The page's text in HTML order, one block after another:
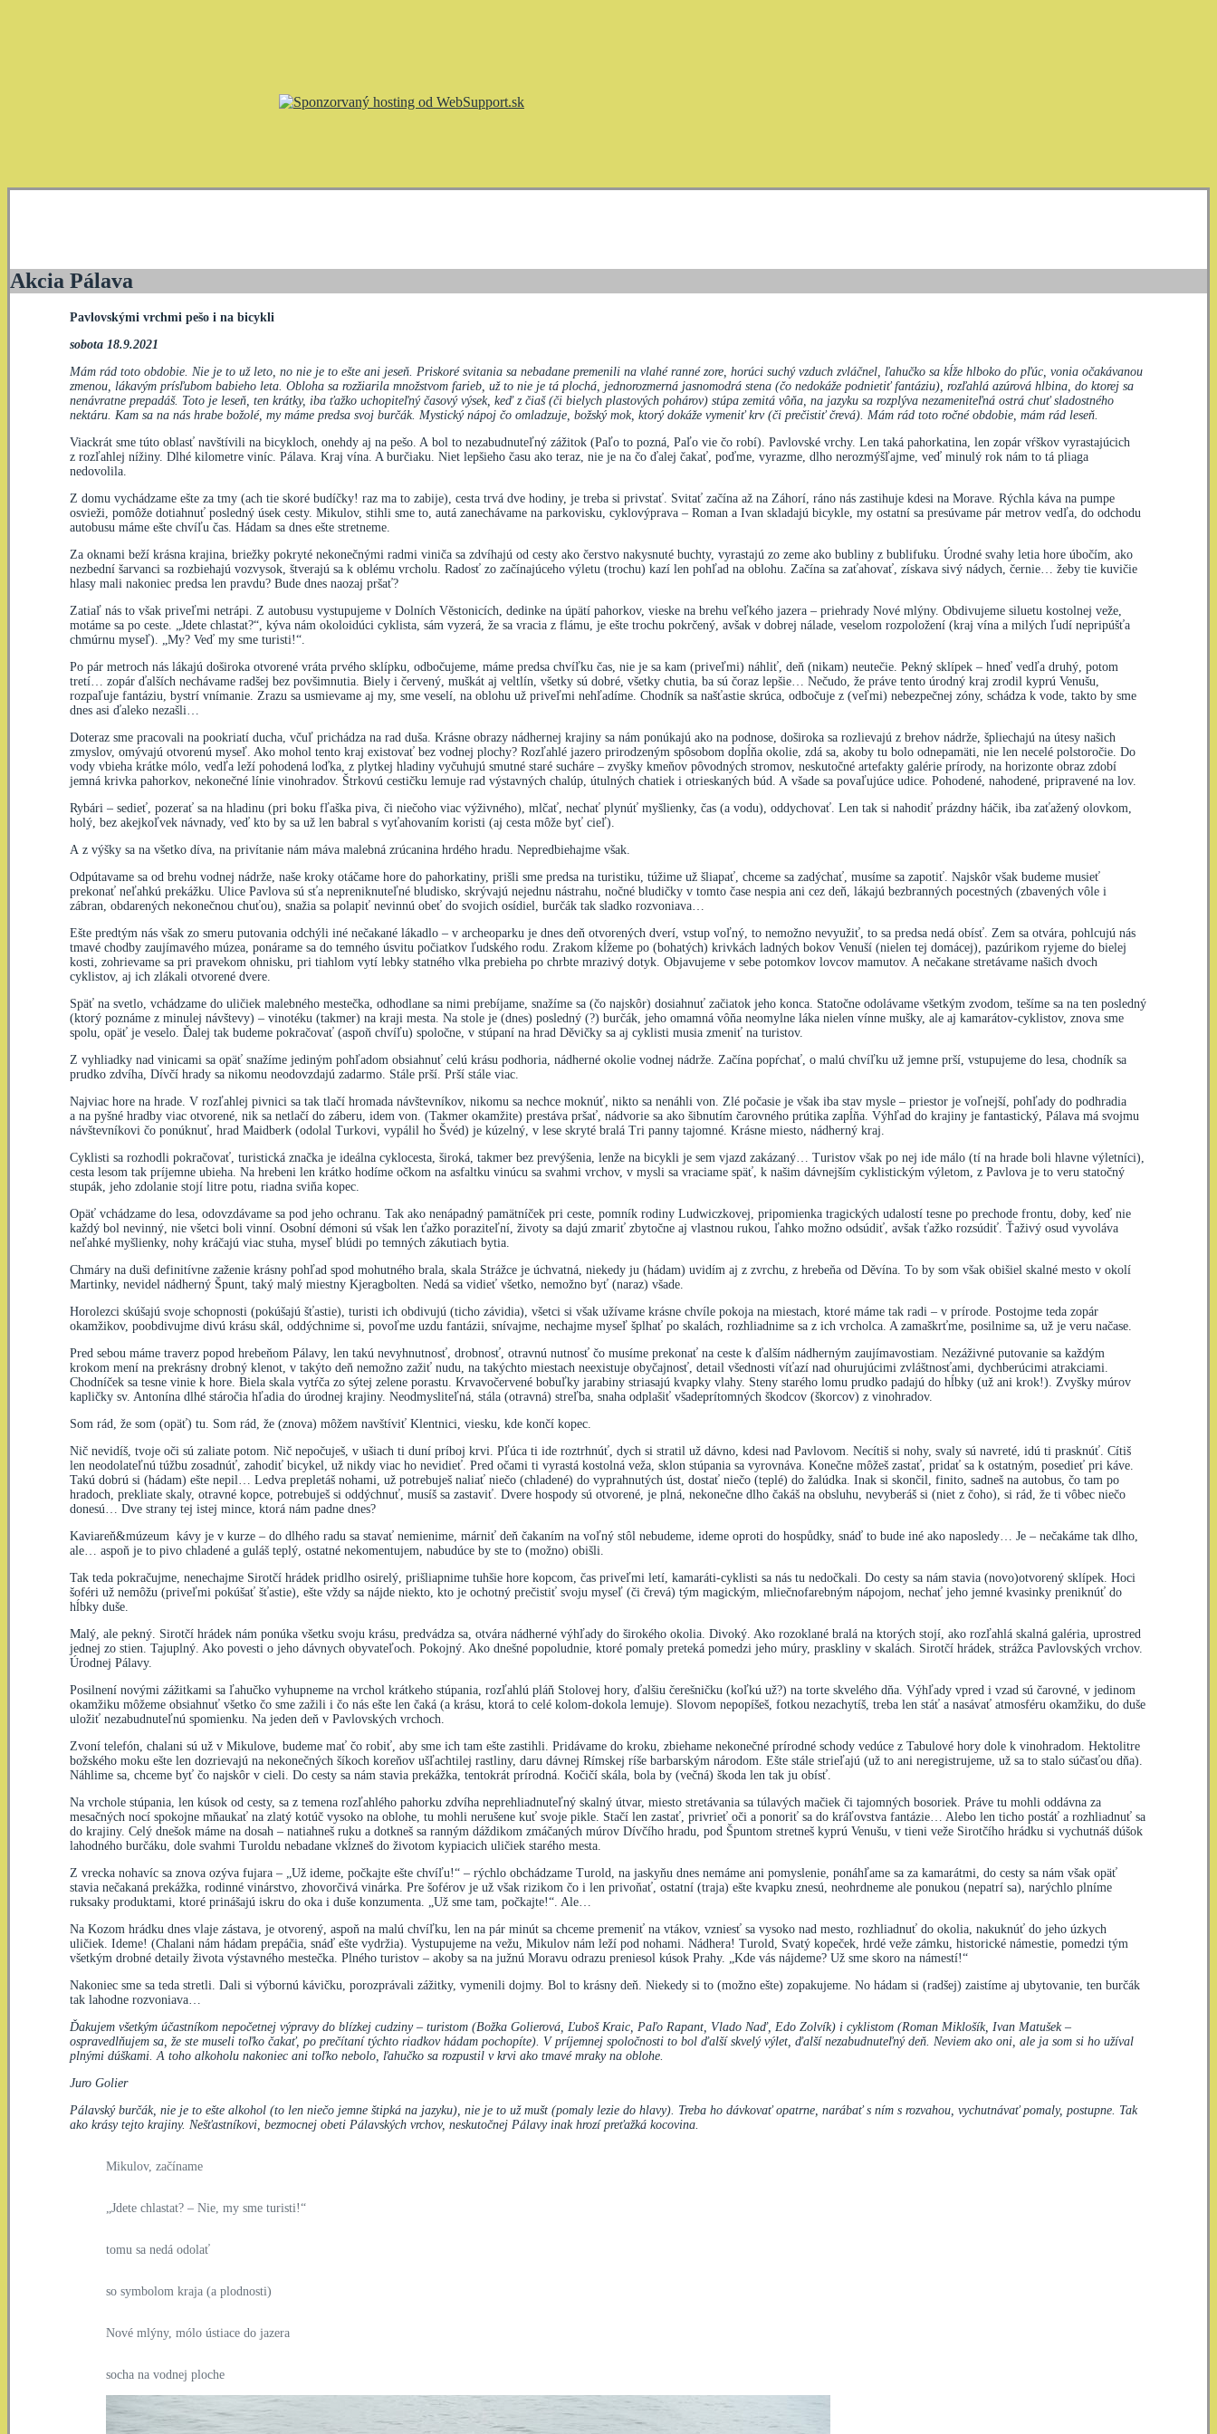
Akcia Pálava
Pavlovskými vrchmi pešo i na bicykli
sobota 18.9.2021
Mám rád toto obdobie. Nie je to už leto, no nie je to ešte ani jeseň. Priskoré svitania sa nebadane premenili na vlahé ranné zore, horúci suchý vzduch zvláčnel, ľahučko sa kĺže hlboko do pľúc, vonia očakávanou
zmenou, lákavým prísľubom babieho leta. Obloha sa rozžiarila množstvom farieb, už to nie je tá plochá, jednorozmerná jasnomodrá stena (čo nedokáže podnietiť fantáziu), rozľahlá azúrová hlbina, do ktorej sa
nenávratne prepadáš. Toto je leseň, ten krátky, iba ťažko uchopiteľný časový výsek, keď z čiaš (či bielych plastových pohárov) stúpa zemitá vôňa, na jazyku sa rozplýva nezameniteľná ostrá chuť sladostného
nektáru. Kam sa na nás hrabe božolé, my máme predsa svoj burčák. Mystický nápoj čo omladzuje, božský mok, ktorý dokáže vymeniť krv (či prečistiť črevá). Mám rád toto ročné obdobie, mám rád leseň.
Viackrát sme túto oblasť navštívili na bicykloch, onehdy aj na pešo. A bol to nezabudnuteľný zážitok (Paľo to pozná, Paľo vie čo robí). Pavlovské vrchy. Len taká pahorkatina, len zopár vŕškov vyrastajúcich
z rozľahlej nížiny. Dlhé kilometre viníc. Pálava. Kraj vína. A burčiaku. Niet lepšieho času ako teraz, nie je na čo ďalej čakať, poďme, vyrazme, dlho nerozmýšľajme, veď minulý rok nám to tá pliaga
nedovolila.
Z domu vychádzame ešte za tmy (ach tie skoré budíčky! raz ma to zabije), cesta trvá dve hodiny, je treba si privstať. Svitať začína až na Záhorí, ráno nás zastihuje kdesi na Morave. Rýchla káva na pumpe
osvieži, pomôže dotiahnuť posledný úsek cesty. Mikulov, stihli sme to, autá zanechávame na parkovisku, cyklovýprava – Roman a Ivan skladajú bicykle, my ostatní sa presúvame pár metrov vedľa, do odchodu
autobusu máme ešte chvíľu čas. Hádam sa dnes ešte stretneme.
Za oknami beží krásna krajina, briežky pokryté nekonečnými radmi viniča sa zdvíhajú od cesty ako čerstvo nakysnuté buchty, vyrastajú zo zeme ako bubliny z bublifuku. Úrodné svahy letia hore úbočím, ako
nezbední šarvanci sa rozbiehajú vozvysok, štverajú sa k oblému vrcholu. Radosť zo začínajúceho výletu (trochu) kazí len pohľad na oblohu. Začína sa zaťahovať, získava sivý nádych, černie… žeby tie kuvičie
hlasy mali nakoniec predsa len pravdu? Bude dnes naozaj pršať?
Zatiaľ nás to však priveľmi netrápi. Z autobusu vystupujeme v Dolních Věstonicích, dedinke na úpätí pahorkov, vieske na brehu veľkého jazera – priehrady Nové mlýny. Obdivujeme siluetu kostolnej veže,
motáme sa po ceste. „Jdete chlastat?“, kýva nám okoloidúci cyklista, sám vyzerá, že sa vracia z flámu, je ešte trochu pokrčený, avšak v dobrej nálade, veselom rozpoložení (kraj vína a milých ľudí nepripúšťa
chmúrnu myseľ). „My? Veď my sme turisti!“.
Po pár metroch nás lákajú doširoka otvorené vráta prvého sklípku, odbočujeme, máme predsa chvíľku čas, nie je sa kam (priveľmi) náhliť, deň (nikam) neutečie. Pekný sklípek – hneď vedľa druhý, potom
tretí… zopár ďalších nechávame radšej bez povšimnutia. Biely i červený, muškát aj veltlín, všetky sú dobré, všetky chutia, ba sú čoraz lepšie… Nečudo, že práve tento úrodný kraj zrodil kyprú Venušu,
rozpaľuje fantáziu, bystrí vnímanie. Zrazu sa usmievame aj my, sme veselí, na oblohu už priveľmi nehľadíme. Chodník sa našťastie skrúca, odbočuje z (veľmi) nebezpečnej zóny, schádza k vode, takto by sme
dnes asi ďaleko nezašli…
Doteraz sme pracovali na pookriatí ducha, včuľ prichádza na rad duša. Krásne obrazy nádhernej krajiny sa nám ponúkajú ako na podnose, doširoka sa rozlievajú z brehov nádrže, špliechajú na útesy našich
zmyslov, omývajú otvorenú myseľ. Ako mohol tento kraj existovať bez vodnej plochy? Rozľahlé jazero prirodzeným spôsobom dopĺňa okolie, zdá sa, akoby tu bolo odnepamäti, nie len necelé polstoročie. Do
vody vbieha krátke mólo, vedľa leží pohodená loďka, z plytkej hladiny vyčuhujú smutné staré sucháre – zvyšky kmeňov pôvodných stromov, neskutočné artefakty galérie prírody, na horizonte obraz zdobí
jemná krivka pahorkov, nekonečné línie vinohradov. Štrkovú cestičku lemuje rad výstavných chalúp, útulných chatiek i otrieskaných búd. A všade sa povaľujúce udice. Pohodené, nahodené, pripravené na lov.
Rybári – sedieť, pozerať sa na hladinu (pri boku fľaška piva, či niečoho viac výživného), mlčať, nechať plynúť myšlienky, čas (a vodu), oddychovať. Len tak si nahodiť prázdny háčik, iba zaťažený olovkom,
holý, bez akejkoľvek návnady, veď kto by sa už len babral s vyťahovaním koristi (aj cesta môže byť cieľ).
A z výšky sa na všetko díva, na privítanie nám máva malebná zrúcanina hrdého hradu. Nepredbiehajme však.
Odpútavame sa od brehu vodnej nádrže, naše kroky otáčame hore do pahorkatiny, prišli sme predsa na turistiku, túžime už šliapať, chceme sa zadýchať, musíme sa zapotiť. Najskôr však budeme musieť
prekonať neľahkú prekážku. Ulice Pavlova sú sťa nepreniknuteľné bludisko, skrývajú nejednu nástrahu, nočné bludičky v tomto čase nespia ani cez deň, lákajú bezbranných pocestných (zbavených vôle i
zábran, obdarených nekonečnou chuťou), snažia sa polapiť nevinnú obeť do svojich osídiel, burčák tak sladko rozvoniava…
Ešte predtým nás však zo smeru putovania odchýli iné nečakané lákadlo – v archeoparku je dnes deň otvorených dverí, vstup voľný, to nemožno nevyužiť, to sa predsa nedá obísť. Zem sa otvára, pohlcujú nás
tmavé chodby zaujímavého múzea, ponárame sa do temného úsvitu počiatkov ľudského rodu. Zrakom kĺžeme po (bohatých) krivkách ladných bokov Venuší (nielen tej domácej), pazúrikom ryjeme do bielej
kosti, zohrievame sa pri pravekom ohnisku, pri tiahlom vytí lebky statného vlka prebieha po chrbte mrazivý dotyk. Objavujeme v sebe potomkov lovcov mamutov. A nečakane stretávame našich dvoch
cyklistov, aj ich zlákali otvorené dvere.
Späť na svetlo, vchádzame do uličiek malebného mestečka, odhodlane sa nimi prebíjame, snažíme sa (čo najskôr) dosiahnuť začiatok jeho konca. Statočne odolávame všetkým zvodom, tešíme sa na ten posledný
(ktorý poznáme z minulej návštevy) – vinotéku (takmer) na kraji mesta. Na stole je (dnes) posledný (?) burčák, jeho omamná vôňa neomylne láka nielen vínne mušky, ale aj kamarátov-cyklistov, znova sme
spolu, opäť je veselo. Ďalej tak budeme pokračovať (aspoň chvíľu) spoločne, v stúpaní na hrad Děvičky sa aj cyklisti musia zmeniť na turistov.
Z vyhliadky nad vinicami sa opäť snažíme jediným pohľadom obsiahnuť celú krásu podhoria, nádherné okolie vodnej nádrže. Začína popŕchať, o malú chvíľku už jemne prší, vstupujeme do lesa, chodník sa
prudko zdvíha, Dívčí hrady sa nikomu neodovzdajú zadarmo. Stále prší. Prší stále viac.
Najviac hore na hrade. V rozľahlej pivnici sa tak tlačí hromada návštevníkov, nikomu sa nechce moknúť, nikto sa nenáhli von. Zlé počasie je však iba stav mysle – priestor je voľnejší, pohľady do podhradia
a na pyšné hradby viac otvorené, nik sa netlačí do záberu, idem von. (Takmer okamžite) prestáva pršať, nádvorie sa ako šibnutím čarovného prútika zapĺňa. Výhľad do krajiny je fantastický, Pálava má svojmu
návštevníkovi čo ponúknuť, hrad Maidberk (odolal Turkovi, vypálil ho Švéd) je kúzelný, v lese skryté bralá Tri panny tajomné. Krásne miesto, nádherný kraj.
Cyklisti sa rozhodli pokračovať, turistická značka je ideálna cyklocesta, široká, takmer bez prevýšenia, lenže na bicykli je sem vjazd zakázaný… Turistov však po nej ide málo (tí na hrade boli hlavne výletníci),
cesta lesom tak príjemne ubieha. Na hrebeni len krátko hodíme očkom na asfaltku vinúcu sa svahmi vrchov, v mysli sa vraciame späť, k našim dávnejším cyklistickým výletom, z Pavlova je to veru statočný
stupák, jeho zdolanie stojí litre potu, riadna sviňa kopec.
Opäť vchádzame do lesa, odovzdávame sa pod jeho ochranu. Tak ako nenápadný pamätníček pri ceste, pomník rodiny Ludwiczkovej, pripomienka tragických udalostí tesne po prechode frontu, doby, keď nie
každý bol nevinný, nie všetci boli vinní. Osobní démoni sú však len ťažko poraziteľní, životy sa dajú zmariť zbytočne aj vlastnou rukou, ľahko možno odsúdiť, avšak ťažko rozsúdiť. Ťaživý osud vyvoláva
neľahké myšlienky, nohy kráčajú viac stuha, myseľ blúdi po temných zákutiach bytia.
Chmáry na duši definitívne zaženie krásny pohľad spod mohutného brala, skala Strážce je úchvatná, niekedy ju (hádam) uvidím aj z zvrchu, z hrebeňa od Děvína. To by som však obišiel skalné mesto v okolí
Martinky, nevidel nádherný Špunt, taký malý miestny Kjeragbolten. Nedá sa vidieť všetko, nemožno byť (naraz) všade.
Horolezci skúšajú svoje schopnosti (pokúšajú šťastie), turisti ich obdivujú (ticho závidia), všetci si však užívame krásne chvíle pokoja na miestach, ktoré máme tak radi – v prírode. Postojme teda zopár
okamžikov, poobdivujme divú krásu skál, oddýchnime si, povoľme uzdu fantázii, snívajme, nechajme myseľ šplhať po skalách, rozhliadnime sa z ich vrcholca. A zamaškrťme, posilnime sa, už je veru načase.
Pred sebou máme traverz popod hrebeňom Pálavy, len takú nevyhnutnosť, drobnosť, otravnú nutnosť čo musíme prekonať na ceste k ďalším nádherným zaujímavostiam. Nezáživné putovanie sa každým
krokom mení na prekrásny drobný klenot, v takýto deň nemožno zažiť nudu, na takýchto miestach neexistuje obyčajnosť, detail všednosti víťazí nad ohurujúcimi zvláštnosťami, dychberúcimi atrakciami.
Chodníček sa tesne vinie k hore. Biela skala vytŕča zo sýtej zelene porastu. Krvavočervené bobuľky jarabiny striasajú kvapky vlahy. Steny starého lomu prudko padajú do hĺbky (už ani krok!). Zvyšky múrov
kapličky sv. Antonína dlhé stáročia hľadia do úrodnej krajiny. Neodmysliteľná, stála (otravná) streľba, snaha odplašiť všadeprítomných škodcov (škorcov) z vinohradov.
Som rád, že som (opäť) tu. Som rád, že (znova) môžem navštíviť Klentnici, viesku, kde končí kopec.
Nič nevidíš, tvoje oči sú zaliate potom. Nič nepočuješ, v ušiach ti duní príboj krvi. Pľúca ti ide roztrhnúť, dych si stratil už dávno, kdesi nad Pavlovom. Necítiš si nohy, svaly sú navreté, idú ti prasknúť. Cítiš
len neodolateľnú túžbu zosadnúť, zahodiť bicykel, už nikdy viac ho nevidieť. Pred očami ti vyrastá kostolná veža, sklon stúpania sa vyrovnáva. Konečne môžeš zastať, pridať sa k ostatným, posedieť pri káve.
Takú dobrú si (hádam) ešte nepil… Ledva prepletáš nohami, už potrebuješ naliať niečo (chladené) do vyprahnutých úst, dostať niečo (teplé) do žalúdka. Inak si skončil, finito, sadneš na autobus, čo tam po
hradoch, prekliate skaly, otravné kopce, potrebuješ si oddýchnuť, musíš sa zastaviť. Dvere hospody sú otvorené, je plná, nekonečne dlho čakáš na obsluhu, nevyberáš si (niet z čoho), si rád, že ti vôbec niečo
donesú… Dve strany tej istej mince, ktorá nám padne dnes?
Kaviareň&múzeum kávy je v kurze – do dlhého radu sa stavať nemienime, márniť deň čakaním na voľný stôl nebudeme, ideme oproti do hospůdky, snáď to bude iné ako naposledy… Je – nečakáme tak dlho,
ale… aspoň je to pivo chladené a guláš teplý, ostatné nekomentujem, nabudúce by ste to (možno) obišli.
Tak teda pokračujme, nenechajme Sirotčí hrádek pridlho osirelý, prišliapnime tuhšie hore kopcom, čas priveľmi letí, kamaráti-cyklisti sa nás tu nedočkali. Do cesty sa nám stavia (novo)otvorený sklípek. Hoci
šoféri už nemôžu (priveľmi pokúšať šťastie), ešte vždy sa nájde niekto, kto je ochotný prečistiť svoju myseľ (či črevá) tým magickým, mliečnofarebným nápojom, nechať jeho jemné kvasinky preniknúť do
hĺbky duše.
Malý, ale pekný. Sirotčí hrádek nám ponúka všetku svoju krásu, predvádza sa, otvára nádherné výhľady do širokého okolia. Divoký. Ako rozoklané bralá na ktorých stojí, ako rozľahlá skalná galéria, uprostred
jednej zo stien. Tajuplný. Ako povesti o jeho dávnych obyvateľoch. Pokojný. Ako dnešné popoludnie, ktoré pomaly preteká pomedzi jeho múry, praskliny v skalách. Sirotčí hrádek, strážca Pavlovských vrchov.
Úrodnej Pálavy.
Posilnení novými zážitkami sa ľahučko vyhupneme na vrchol krátkeho stúpania, rozľahlú pláň Stolovej hory, ďalšiu čerešničku (koľkú už?) na torte skvelého dňa. Výhľady vpred i vzad sú čarovné, v jedinom
okamžiku môžeme obsiahnuť všetko čo sme zažili i čo nás ešte len čaká (a krásu, ktorá to celé kolom-dokola lemuje). Slovom nepopíšeš, fotkou nezachytíš, treba len stáť a nasávať atmosféru okamžiku, do duše
uložiť nezabudnuteľnú spomienku. Na jeden deň v Pavlovských vrchoch.
Zvoní telefón, chalani sú už v Mikulove, budeme mať čo robiť, aby sme ich tam ešte zastihli. Pridávame do kroku, zbiehame nekonečné prírodné schody vedúce z Tabulové hory dole k vinohradom. Hektolitre
božského moku ešte len dozrievajú na nekonečných šíkoch koreňov ušľachtilej rastliny, daru dávnej Rímskej ríše barbarským národom. Ešte stále strieľajú (už to ani neregistrujeme, už sa to stalo súčasťou dňa).
Náhlime sa, chceme byť čo najskôr v cieli. Do cesty sa nám stavia prekážka, tentokrát prírodná. Kočičí skála, bola by (večná) škoda len tak ju obísť.
Na vrchole stúpania, len kúsok od cesty, sa z temena rozľahlého pahorku zdvíha neprehliadnuteľný skalný útvar, miesto stretávania sa túlavých mačiek či tajomných bosoriek. Práve tu mohli oddávna za
mesačných nocí spokojne mňaukať na zlatý kotúč vysoko na oblohe, tu mohli nerušene kuť svoje pikle. Stačí len zastať, privrieť oči a ponoriť sa do kráľovstva fantázie… Alebo len ticho postáť a rozhliadnuť sa
do krajiny. Celý dnešok máme na dosah – natiahneš ruku a dotkneš sa ranným dáždikom zmáčaných múrov Dívčího hradu, pod Špuntom stretneš kyprú Venušu, v tieni veže Sirotčího hrádku si vychutnáš dúšok
lahodného burčáku, dole svahmi Turoldu nebadane vkĺzneš do životom kypiacich uličiek starého mesta.
Z vrecka nohavíc sa znova ozýva fujara – „Už ideme, počkajte ešte chvíľu!“ – rýchlo obchádzame Turold, na jaskyňu dnes nemáme ani pomyslenie, ponáhľame sa za kamarátmi, do cesty sa nám však opäť
stavia nečakaná prekážka, rodinné vinárstvo, zhovorčivá vinárka. Pre šoférov je už však rizikom čo i len privoňať, ostatní (traja) ešte kvapku znesú, neohrdneme ale ponukou (nepatrí sa), narýchlo plníme
ruksaky produktami, ktoré prinášajú iskru do oka i duše konzumenta. „Už sme tam, počkajte!“. Ale…
Na Kozom hrádku dnes vlaje zástava, je otvorený, aspoň na malú chvíľku, len na pár minút sa chceme premeniť na vtákov, vzniesť sa vysoko nad mesto, rozhliadnuť do okolia, nakuknúť do jeho úzkych
uličiek. Ideme! (Chalani nám hádam prepáčia, snáď ešte vydržia). Vystupujeme na vežu, Mikulov nám leží pod nohami. Nádhera! Turold, Svatý kopeček, hrdé veže zámku, historické námestie, pomedzi tým
všetkým drobné detaily života výstavného mestečka. Plného turistov – akoby sa na južnú Moravu odrazu preniesol kúsok Prahy. „Kde vás nájdeme? Už sme skoro na námestí!“
Nakoniec sme sa teda stretli. Dali si výbornú kávičku, porozprávali zážitky, vymenili dojmy. Bol to krásny deň. Niekedy si to (možno ešte) zopakujeme. No hádam si (radšej) zaistíme aj ubytovanie, ten burčák
tak lahodne rozvoniava…
Ďakujem všetkým účastníkom nepočetnej výpravy do blízkej cudziny – turistom (Božka Golierová, Ľuboš Kraic, Paľo Rapant, Vlado Naď, Edo Zolvík) i cyklistom (Roman Miklošík, Ivan Matušek –
ospravedlňujem sa, že ste museli toľko čakať, po prečítaní týchto riadkov hádam pochopíte). V príjemnej spoločnosti to bol ďalší skvelý výlet, ďalší nezabudnuteľný deň. Neviem ako oni, ale ja som si ho užíval
plnými dúškami. A toho alkoholu nakoniec ani toľko nebolo, ľahučko sa rozpustil v krvi ako tmavé mraky na oblohe.
Juro Golier
Pálavský burčák, nie je to ešte alkohol (to len niečo jemne štipká na jazyku), nie je to už mušt (pomaly lezie do hlavy). Treba ho dávkovať opatrne, narábať s ním s rozvahou, vychutnávať pomaly, postupne. Tak
ako krásy tejto krajiny. Nešťastníkovi, bezmocnej obeti Pálavských vrchov, neskutočnej Pálavy inak hrozí preťažká kocovina.
Mikulov, začíname
„Jdete chlastat? – Nie, my sme turisti!“
tomu sa nedá odolať
so symbolom kraja (a plodnosti)
Nové mlýny, mólo ústiace do jazera
socha na vodnej ploche